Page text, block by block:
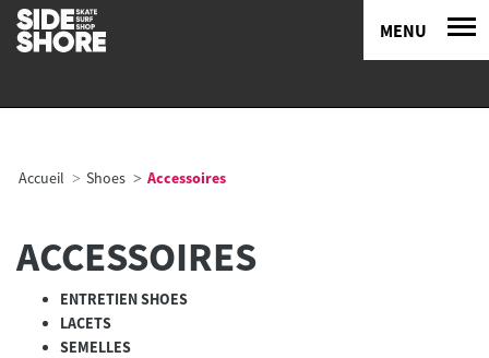
MENU
Accueil Shoes Accessoires
ACCESSOIRES
ENTRETIEN SHOES
LACETS
SEMELLES